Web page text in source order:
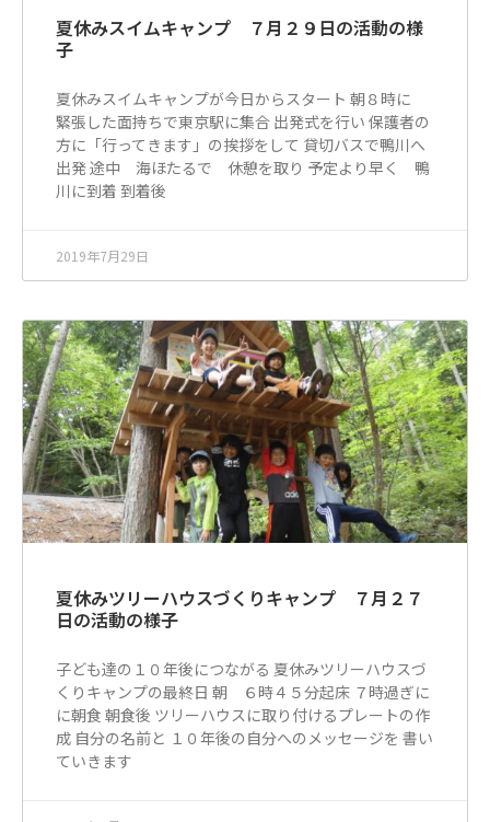
夏休みスイムキャンプ ７月２９日の活動の様
子
夏休みスイムキャンプが今日からスタート 朝８時に
緊張した面持ちで東京駅に集合 出発式を行い 保護者の
方に「行ってきます」の挨拶をして 貸切バスで鴨川へ
出発 途中 海ほたるで 休憩を取り 予定より早く 鴨
川に到着 到着後
2019年7月29日
夏休みツリーハウスづくりキャンプ ７月２７
日の活動の様子
子ども達の１０年後につながる 夏休みツリーハウスづ
くりキャンプの最終日 朝 ６時４５分起床 ７時過ぎに
に朝食 朝食後 ツリーハウスに取り付けるプレートの作
成 自分の名前と １０年後の自分へのメッセージを 書い
ていきます